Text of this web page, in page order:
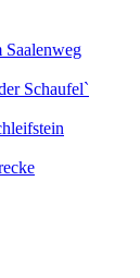
Schaufel`